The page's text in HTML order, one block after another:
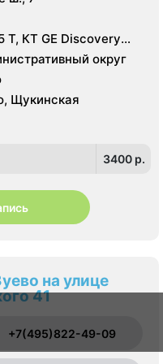
T, КТ GE Discovery
LightSpeed VCT 64
8, Philips IE33,
округ
Щукинская
3400 p.
на улице
41
+7(495)822-49-09